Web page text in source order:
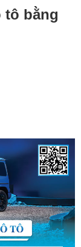
tô bằng